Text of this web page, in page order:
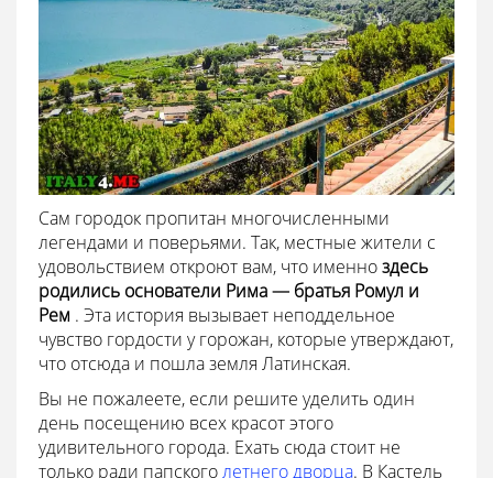
Сам городок пропитан многочисленными
легендами и поверьями. Так, местные жители с
удовольствием откроют вам, что именноздесь
родились основатели Рима — братья Ромул и
Рем . Эта история вызывает неподдельное
чувство гордости у горожан, которые утверждают,
что отсюда и пошла земля Латинская.
Вы не пожалеете, если решите уделить один
день посещению всех красот этого
удивительного города. Ехать сюда стоит не
только ради папскоголетнего дворца. В Кастель